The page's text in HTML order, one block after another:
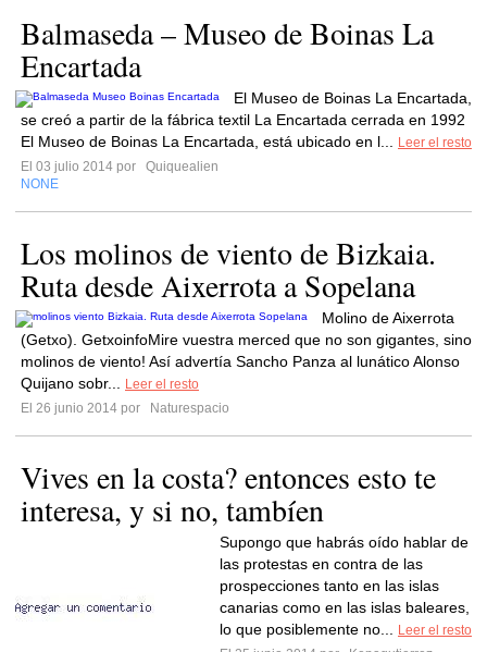
Balmaseda – Museo de Boinas La
Encartada
El Museo de Boinas La Encartada,
se creó a partir de la fábrica textil La Encartada cerrada en 1992
El Museo de Boinas La Encartada, está ubicado en l...
Leer el resto
El 03 julio 2014 por
Quiquealien
NONE
Los molinos de viento de Bizkaia.
Ruta desde Aixerrota a Sopelana
Molino de Aixerrota
(Getxo). GetxoinfoMire vuestra merced que no son gigantes, sino
molinos de viento! Así advertía Sancho Panza al lunático Alonso
Quijano sobr...
Leer el resto
El 26 junio 2014 por
Naturespacio
Vives en la costa? entonces esto te
interesa, y si no, tambíen
Supongo que habrás oído hablar de
las protestas en contra de las
prospecciones tanto en las islas
canarias como en las islas baleares,
lo que posiblemente no...
Leer el resto